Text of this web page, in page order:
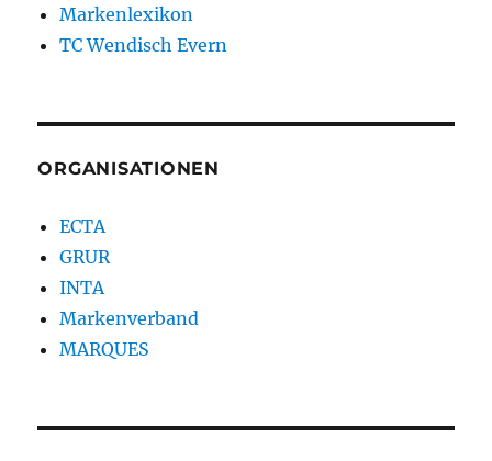
Markenlexikon
TC Wendisch Evern
ORGANISATIONEN
ECTA
GRUR
INTA
Markenverband
MARQUES